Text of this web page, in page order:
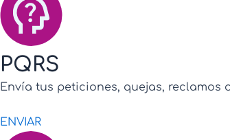
PQRS
Envía tus peticiones, quejas, reclamos
ENVIAR